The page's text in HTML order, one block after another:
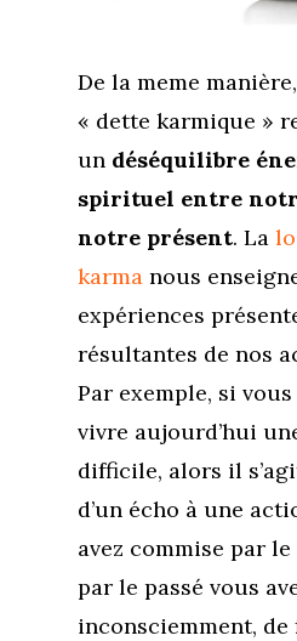
De la meme
« dette karmique »
un déséquilibre
spirituel entre
notre présent. La
karma nous
expériences
résultantes de nos
Par exemple, si
vivre aujourd’hui
difficile, alors il
d’un écho à une
avez commise par le
par le passé vous
inconsciemment, de